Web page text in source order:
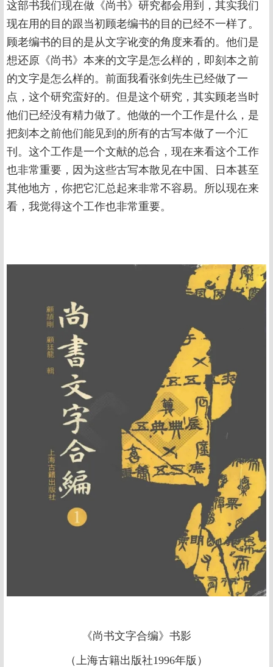
这部书我们现在做《尚书》研究都会用到，其实我们
现在用的目的跟当初顾老编书的目的已经不一样了。
顾老编书的目的是从文字讹变的角度来看的。他们是
想还原《尚书》本来的文字是怎么样的，即刻本之前
的文字是怎么样的。前面我看张剑先生已经做了一
点，这个研究蛮好的。但是这个研究，其实顾老当时
他们已经没有精力做了。他做的一个工作是什么，是
把刻本之前他们能见到的所有的古写本做了一个汇
刊。这个工作是一个文献的总合，现在来看这个工作
也非常重要，因为这些古写本散见在中国、日本甚至
其他地方，你把它汇总起来非常不容易。所以现在来
看，我觉得这个工作也非常重要。
《尚书文字合编》书影
（上海古籍出版社1996年版）